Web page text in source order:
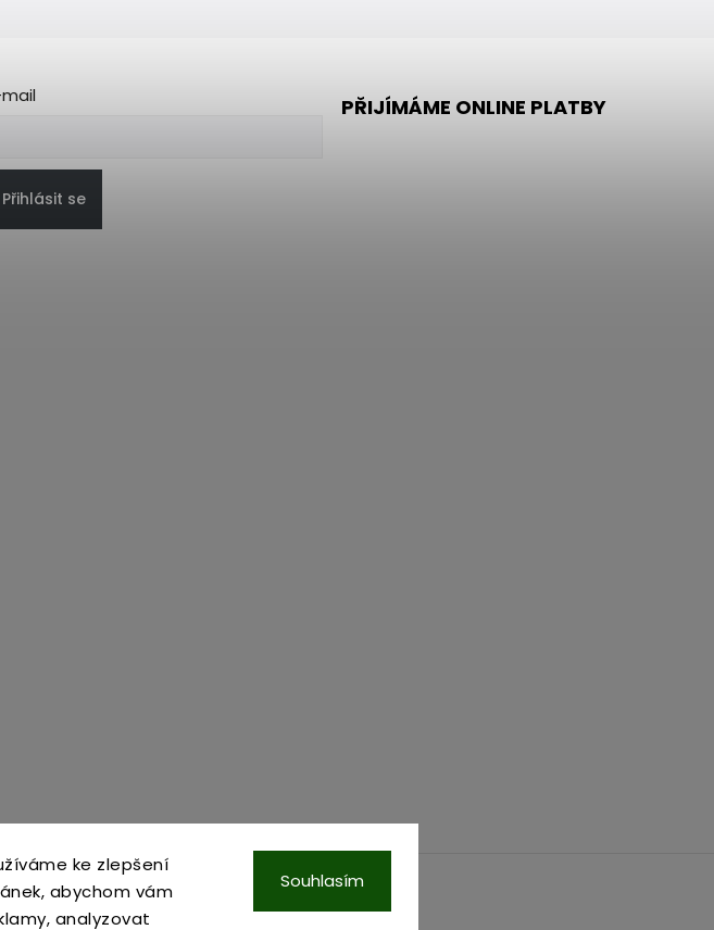
ke zlepšení
abychom vám
analyzovat
Souhlasím
Přihlásit se
PŘIJÍMÁME ONLINE PLATBY